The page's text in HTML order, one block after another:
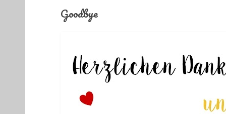
Goodbye